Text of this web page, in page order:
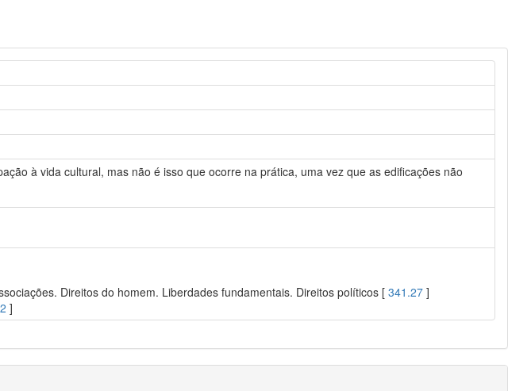
à vida cultural, mas não é isso que ocorre na prática, uma vez que as edificações não
Direitos do homem. Liberdades fundamentais. Direitos políticos [341.27 ]
]